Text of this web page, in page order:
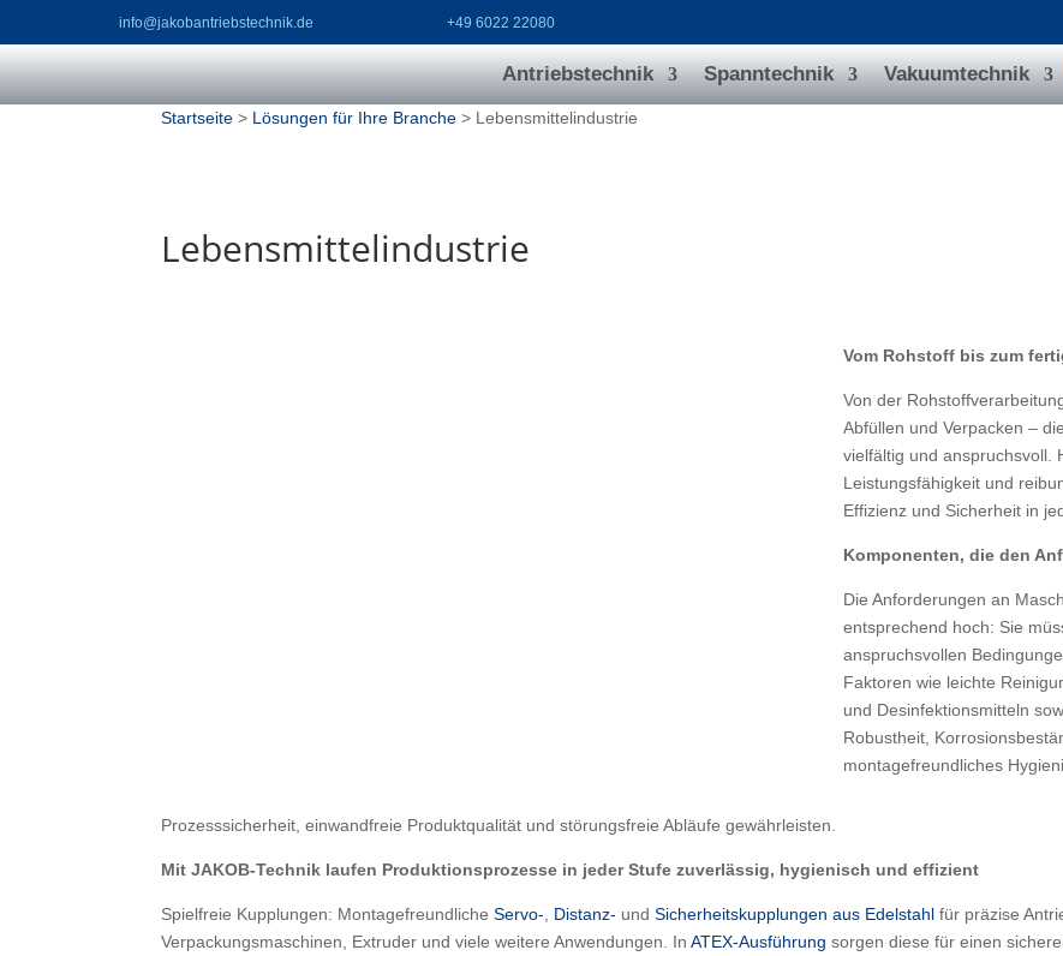
info@jakobantriebstechnik.de +49 6022 22080
Antriebstechnik Spanntechnik Vakuumtechnik
Startseite > Lösungen für Ihre Branche > Lebensmittelindustrie
Lebensmittelindustrie
Vom Rohstoff bis zum
Von der
Abfüllen und Verpacken –
vielfältig und anspruchsvoll.
Leistungsfähigkeit und
Effizienz und Sicherheit in
Komponenten, die den
Die Anforderungen an
entsprechend hoch: Sie
anspruchsvollen
Faktoren wie leichte
und Desinfektionsmitteln
Robustheit,
montagefreundliches
Prozesssicherheit, einwandfreie Produktqualität und störungsfreie Abläufe gewährleisten.
Mit JAKOB-Technik laufen Produktionsprozesse in jeder Stufe zuverlässig, hygienisch und effizient
Spielfreie Kupplungen: MontagefreundlicheServo-, Distanz- undSicherheitskupplungen aus Edelstahl für präzise
Verpackungsmaschinen, Extruder und viele weitere Anwendungen. InATEX-Ausführung sorgen diese für einen